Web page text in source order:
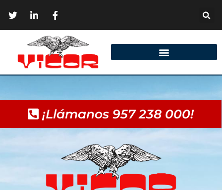
¡Llámanos 957 238 000!